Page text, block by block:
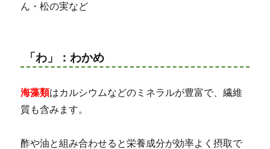
ん・松の実など
「わ」：わかめ
海藻類はカルシウムなどのミネラルが豊富で、繊維
質も含みます。
酢や油と組み合わせると栄養成分が効率よく摂取で